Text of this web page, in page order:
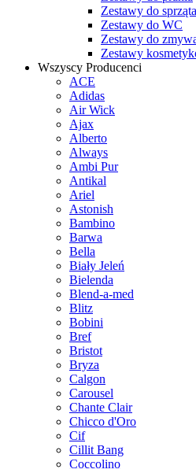
Zestawy do
Zestawy do WC
Zestawy do
Zestawy
Wszyscy Producenci
ACE
Adidas
Air Wick
Ajax
Alberto
Always
Ambi Pur
Antikal
Ariel
Astonish
Bambino
Barwa
Bella
Biały Jeleń
Bielenda
Blend-a-med
Blitz
Bobini
Bref
Bristot
Bryza
Calgon
Carousel
Chante Clair
Chicco d'Oro
Cif
Cillit Bang
Coccolino